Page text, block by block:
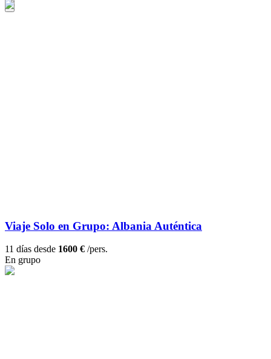
Viaje Solo en Grupo: Albania Auténtica
11 días desde 1600 € /pers.
En grupo